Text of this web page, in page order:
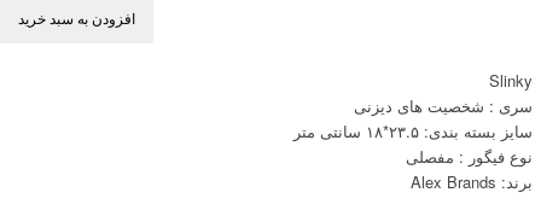
افزودن به سبد خرید
Slinky
سری : شخصیت های دیزنی
سایز بسته بندی: ۲۳.۵*۱۸ سانتی متر
نوع فیگور : مفصلی
برند: Alex Brands